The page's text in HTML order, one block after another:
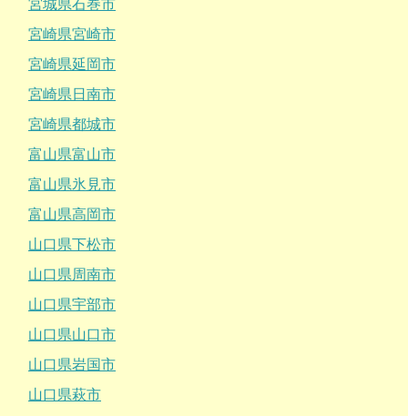
宮城県石巻市
宮崎県宮崎市
宮崎県延岡市
宮崎県日南市
宮崎県都城市
富山県富山市
富山県氷見市
富山県高岡市
山口県下松市
山口県周南市
山口県宇部市
山口県山口市
山口県岩国市
山口県萩市